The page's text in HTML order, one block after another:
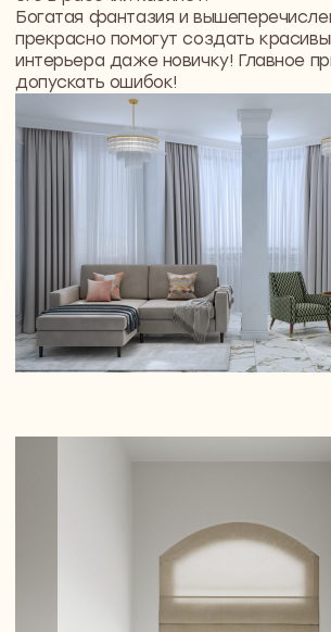
ПРИЙТИ НА ВСТРЕЧУ-ЗНАКОМСТВО
Другие материалы